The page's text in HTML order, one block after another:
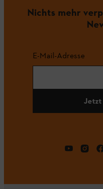
Nichts mehr
E-Mail-Adresse
Jetzt